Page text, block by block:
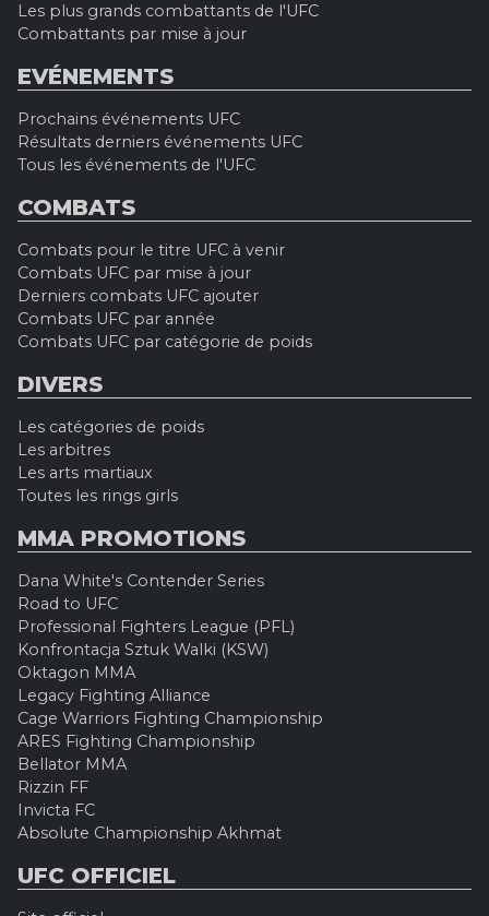
Les plus grands combattants de l'UFC
Combattants par mise à jour
EVÉNEMENTS
Prochains événements UFC
Résultats derniers événements UFC
Tous les événements de l'UFC
COMBATS
Combats pour le titre UFC à venir
Combats UFC par mise à jour
Derniers combats UFC ajouter
Combats UFC par année
Combats UFC par catégorie de poids
DIVERS
Les catégories de poids
Les arbitres
Les arts martiaux
Toutes les rings girls
MMA PROMOTIONS
Dana White's Contender Series
Road to UFC
Professional Fighters League (PFL)
Konfrontacja Sztuk Walki (KSW)
Oktagon MMA
Legacy Fighting Alliance
Cage Warriors Fighting Championship
ARES Fighting Championship
Bellator MMA
Rizzin FF
Invicta FC
Absolute Championship Akhmat
UFC OFFICIEL